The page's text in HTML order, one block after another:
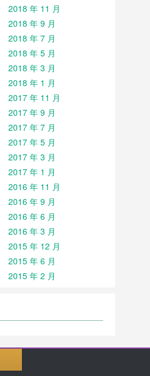
2018 年 11 月
2018 年 9 月
2018 年 7 月
2018 年 5 月
2018 年 3 月
2018 年 1 月
2017 年 11 月
2017 年 9 月
2017 年 7 月
2017 年 5 月
2017 年 3 月
2017 年 1 月
2016 年 11 月
2016 年 9 月
2016 年 6 月
2016 年 3 月
2015 年 12 月
2015 年 6 月
2015 年 2 月